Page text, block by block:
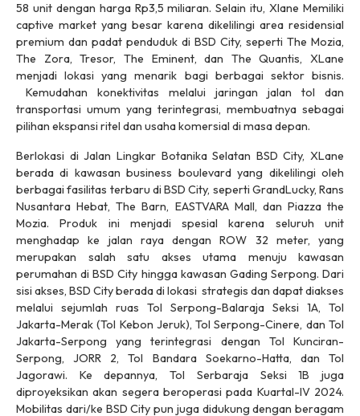
58 unit dengan harga Rp3,5 miliaran. Selain itu, Xlane Memiliki
captive market yang besar karena dikelilingi area residensial
premium dan padat penduduk di BSD City, seperti The Mozia,
The Zora, Tresor, The Eminent, dan The Quantis, XLane
menjadi lokasi yang menarik bagi berbagai sektor bisnis.
Kemudahan konektivitas melalui jaringan jalan tol dan
transportasi umum yang terintegrasi, membuatnya sebagai
pilihan ekspansi ritel dan usaha komersial di masa depan.
Berlokasi di Jalan Lingkar Botanika Selatan BSD City, XLane
berada di kawasanbusiness boulevardyang dikelilingi oleh
berbagai fasilitas terbaru di BSD City, seperti GrandLucky, Rans
Nusantara Hebat, The Barn, EASTVARA Mall, dan Piazza the
Mozia. Produk ini menjadi spesial karena seluruh unit
menghadap ke jalan raya dengan ROW 32 meter, yang
merupakan salah satu akses utama menuju kawasan
perumahan di BSD City hingga kawasan Gading Serpong. Dari
sisi akses, BSD City berada di lokasi strategis dan dapat diakses
melalui sejumlah ruas Tol Serpong-Balaraja Seksi 1A, Tol
Jakarta-Merak (Tol Kebon Jeruk), Tol Serpong-Cinere, dan Tol
Jakarta-Serpong yang terintegrasi dengan Tol Kunciran-
Serpong, JORR 2, Tol Bandara Soekarno-Hatta, dan Tol
Jagorawi. Ke depannya, Tol Serbaraja Seksi 1B juga
diproyeksikan akan segera beroperasi pada Kuartal-IV 2024.
Mobilitas dari/ke BSD City pun juga didukung dengan beragam